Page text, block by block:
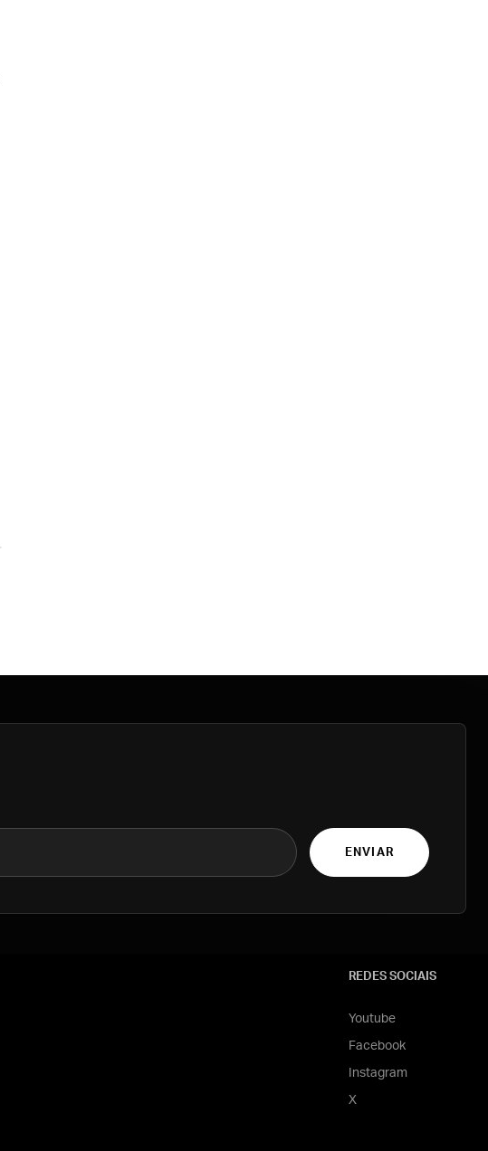
ENVIAR
REDES SOCIAIS
Youtube
Facebook
Instagram
X